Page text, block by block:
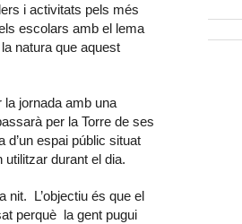
i activitats pels més
escolars amb el lema
natura que aquest
la jornada amb una
per la Torre de ses
d’un espai públic situat
durant el dia.
nit. L’objectiu és que el
perquè la gent pugui